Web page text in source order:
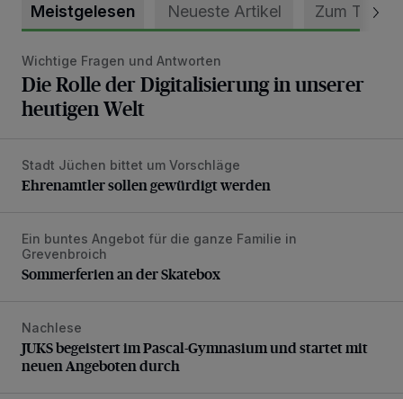
Meistgelesen Neueste Artikel Zum Thema
Die Rolle der Digitalisierung in unserer heutigen Welt
Wichtige Fragen und Antworten
Die Rolle der Digitalisierung in unserer
heutigen Welt
Ehrenamtler sollen gewürdigt werden
Stadt Jüchen bittet um Vorschläge
Ehrenamtler sollen gewürdigt werden
Sommerferien an der Skatebox
Ein buntes Angebot für die ganze Familie in
Grevenbroich
Sommerferien an der Skatebox
JUKS begeistert im Pascal-Gymnasium und startet mit
Nachlese
JUKS begeistert im Pascal-Gymnasium und startet mit
neuen Angeboten durch